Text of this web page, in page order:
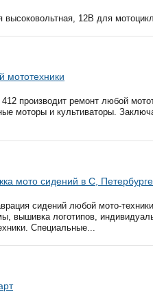
высоковольтная, 12В для
мототехники
производит ремонт любой
моторы и культиваторы.
мото сидений в С, Петербурге
сидений любой мото-
вышивка логотипов,
Специальные...